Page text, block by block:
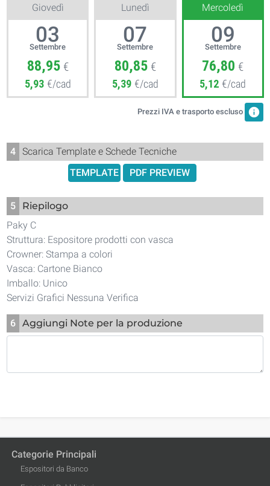
Giovedì
03
Settembre
88,95 €
5,93 €/cad
Lunedì
07
Settembre
80,85 €
5,39 €/cad
Mercoledì
09
Settembre
76,80 €
5,12 €/cad
Prezzi IVA e trasporto escluso info
4 Scarica Template e Schede Tecniche
TEMPLATE
PDF PREVIEW
5
Riepilogo
Paky C
Struttura: Espositore prodotti con vasca
Crowner: Stampa a colori
Vasca: Cartone Bianco
Imballo: Unico
Servizi Grafici Nessuna Verifica
6 Aggiungi Note per la produzione
Categorie Principali
Espositori da Banco